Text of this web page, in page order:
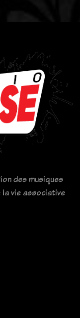
des musiques
vie associative